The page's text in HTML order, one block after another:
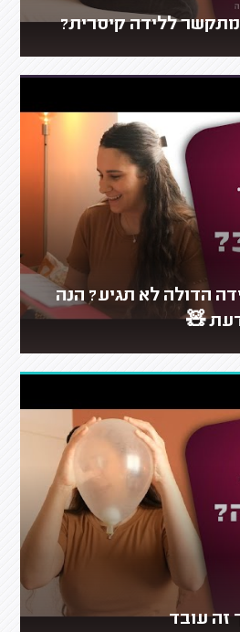
מתקשר ללידה קיסרית?
הדולה לא תגיע? הנה
🧸
זה עובד